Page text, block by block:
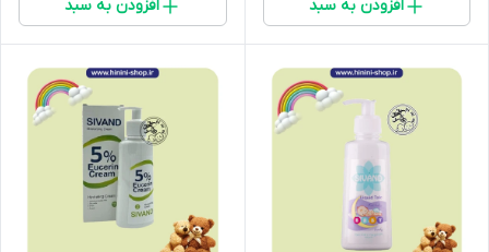
افزودن به سبد افزودن به سبد